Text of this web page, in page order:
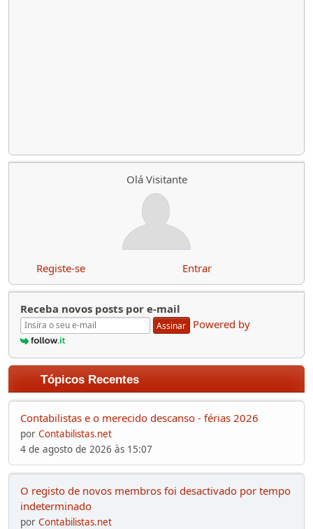
Olá Visitante
Registe-se Entrar
Receba novos posts por e-mail
Assinar Powered by
Tópicos Recentes
Contabilistas e o merecido descanso - férias 2026
por Contabilistas.net
4 de agosto de 2026 às 15:07
O registo de novos membros foi desactivado por tempo
indeterminado
por Contabilistas.net